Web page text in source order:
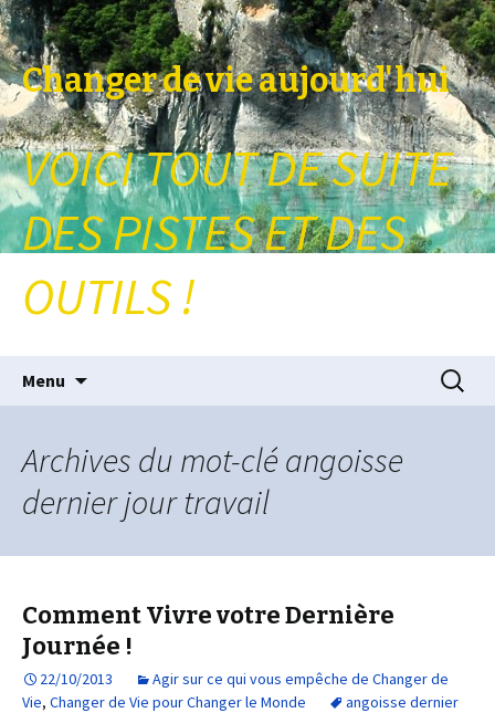
Changer de vie aujourd'hui
VOICI TOUT DE SUITE
DES PISTES ET DES
OUTILS !
Menu
Archives du mot-clé angoisse
dernier jour travail
Comment Vivre votre Dernière
Journée !
22/10/2013
Agir sur ce qui vous empêche de Changer de
Vie, Changer de Vie pour Changer le Monde
angoisse dernier